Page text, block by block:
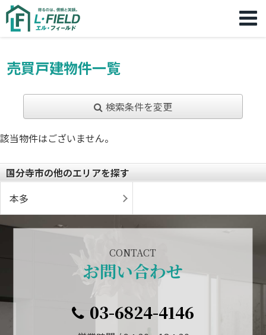
売買戸建物件一覧
検索条件を変更
該当物件はございません。
国分寺市の他のエリアを探す
本多
CONTACT
お問い合わせ
03-6824-4146